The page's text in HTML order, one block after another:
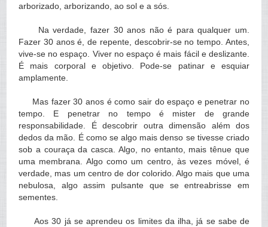
arborizado, arborizando, ao sol e a sós.
Na verdade, fazer 30 anos não é para qualquer um.
Fazer 30 anos é, de repente, descobrir-se no tempo. Antes,
vive-se no espaço. Viver no espaço é mais fácil e deslizante.
É mais corporal e objetivo. Pode-se patinar e esquiar
amplamente.
Mas fazer 30 anos é como sair do espaço e penetrar no
tempo. E penetrar no tempo é mister de grande
responsabilidade. É descobrir outra dimensão além dos
dedos da mão. É como se algo mais denso se tivesse criado
sob a couraça da casca. Algo, no entanto, mais tênue que
uma membrana. Algo como um centro, às vezes móvel, é
verdade, mas um centro de dor colorido. Algo mais que uma
nebulosa, algo assim pulsante que se entreabrisse em
sementes.
Aos 30 já se aprendeu os limites da ilha, já se sabe de